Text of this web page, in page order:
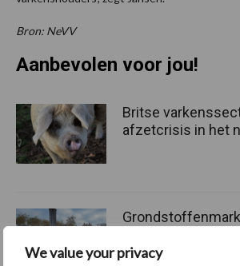
We value your privacy
Bron: NeVV
Aanbevolen voor jou!
Britse
afzetcrisis in het
geopolitiek houden